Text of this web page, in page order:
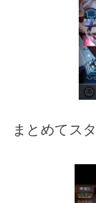
まとめてス